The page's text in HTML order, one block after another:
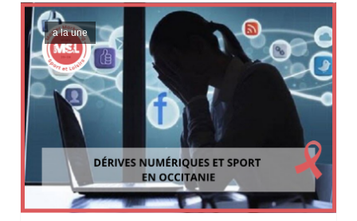
a la une